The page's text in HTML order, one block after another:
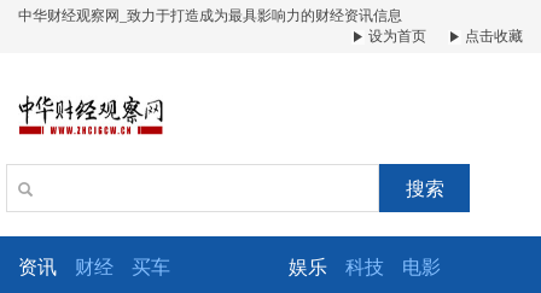
中华财经观察网_致力于打造成为最具影响力的财经资讯信息
设为首页
点击收藏
搜索
资讯 财经 买车 娱乐 科技 电影